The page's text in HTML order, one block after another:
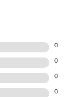
0
0
0
0